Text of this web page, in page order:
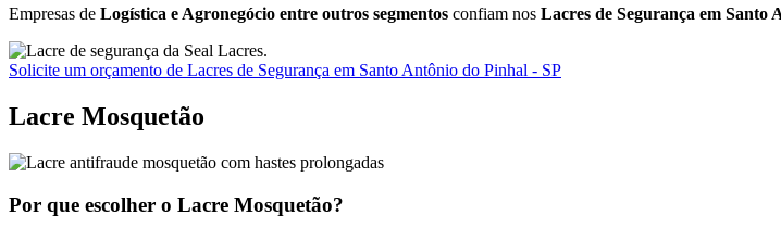
Empresas de Logística e Agronegócio entre outros segmentos confiam nos Lacres de Segurança em Santo
Solicite um orçamento de Lacres de Segurança em Santo Antônio do Pinhal - SP
Lacre Mosquetão
Por que escolher o Lacre Mosquetão?